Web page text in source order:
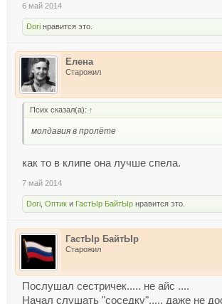
6 май 2014
Dori нравится это.
Елена
Старожил
Псих сказал(а): ↑
молдавия в пролёте
как то в клипе она лучше спела.
7 май 2014
Dori Оптик и ГастЫр БайтЫр нравится это.
ГастЫр БайтЫр
Старожил
Послушал сестричек..... не айс ....
Начал слушать "соседку"..... даже не